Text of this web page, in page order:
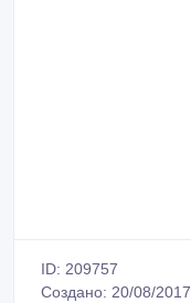
ID: 209757
Создано: 20/08/2017